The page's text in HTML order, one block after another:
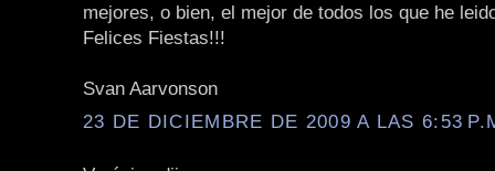
mejores, o bien, el mejor de todos los que he
Felices Fiestas!!!
Svan Aarvonson
23 DE DICIEMBRE DE 2009 A LAS 6:53